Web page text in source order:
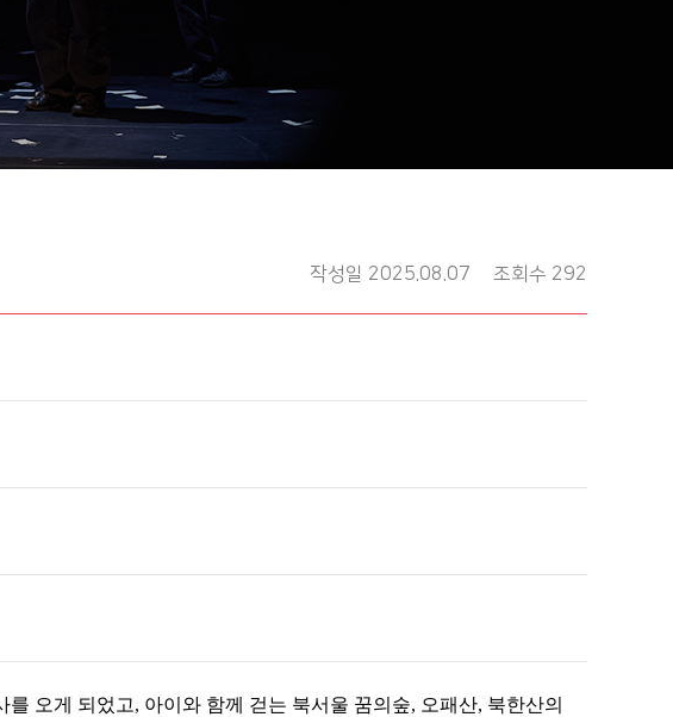
작성일 2025.08.07 조회수 292
를 오게 되었고, 아이와 함께 걷는 북서울 꿈의숲, 오패산, 북한산의